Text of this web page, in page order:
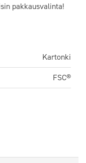
pakkausvalinta!
Kartonki
FSC®